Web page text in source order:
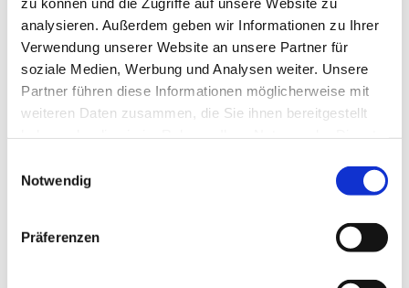
analysieren. Außerdem geben wir Informationen zu Ihrer
Verwendung unserer Website an unsere Partner für
soziale Medien, Werbung und Analysen weiter. Unsere
Partner führen diese Informationen möglicherweise mit
weiteren Daten zusammen, die Sie ihnen bereitgestellt
Notwendig
Präferenzen
Stöbern Sie gerne durch unser Angebot.
zur Ferienwohnung